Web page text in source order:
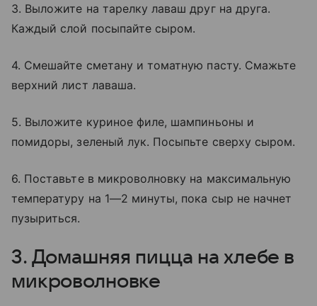
3. Выложите на тарелку лаваш друг на друга.
Каждый слой посыпайте сыром.
4. Смешайте сметану и томатную пасту. Смажьте
верхний лист лаваша.
5. Выложите куриное филе, шампиньоны и
помидоры, зеленый лук. Посыпьте сверху сыром.
6. Поставьте в микроволновку на максимальную
температуру на 1—2 минуты, пока сыр не начнет
пузыриться.
3. Домашняя пицца на хлебе в
микроволновке